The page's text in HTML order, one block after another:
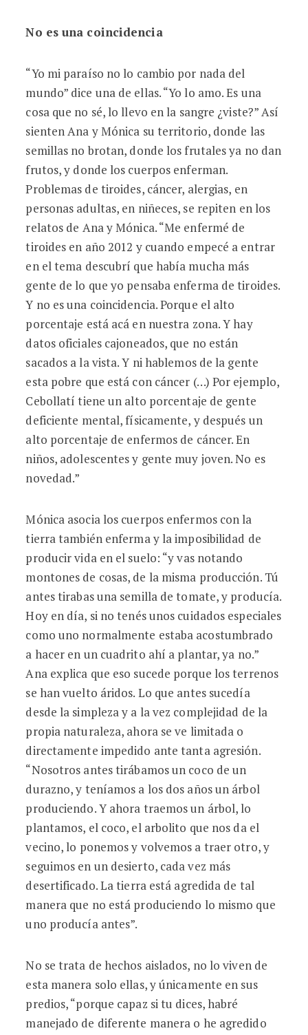
No es una coincidencia
“Yo mi paraíso no lo cambio por nada del
mundo” dice una de ellas. “Yo lo amo. Es una
cosa que no sé, lo llevo en la sangre ¿viste?” Así
sienten Ana y Mónica su territorio, donde las
semillas no brotan, donde los frutales ya no dan
frutos, y donde los cuerpos enferman.
Problemas de tiroides, cáncer, alergias, en
personas adultas, en niñeces, se repiten en los
relatos de Ana y Mónica. “Me enfermé de
tiroides en año 2012 y cuando empecé a entrar
en el tema descubrí que había mucha más
gente de lo que yo pensaba enferma de tiroides.
Y no es una coincidencia. Porque el alto
porcentaje está acá en nuestra zona. Y hay
datos oficiales cajoneados, que no están
sacados a la vista. Y ni hablemos de la gente
esta pobre que está con cáncer (…) Por ejemplo,
Cebollatí tiene un alto porcentaje de gente
deficiente mental, físicamente, y después un
alto porcentaje de enfermos de cáncer. En
niños, adolescentes y gente muy joven. No es
novedad.”
Mónica asocia los cuerpos enfermos con la
tierra también enferma y la imposibilidad de
producir vida en el suelo: “y vas notando
montones de cosas, de la misma producción. Tú
antes tirabas una semilla de tomate, y producía.
Hoy en día, si no tenés unos cuidados especiales
como uno normalmente estaba acostumbrado
a hacer en un cuadrito ahí a plantar, ya no.”
Ana explica que eso sucede porque los terrenos
se han vuelto áridos. Lo que antes sucedía
desde la simpleza y a la vez complejidad de la
propia naturaleza, ahora se ve limitada o
directamente impedido ante tanta agresión.
“Nosotros antes tirábamos un coco de un
durazno, y teníamos a los dos años un árbol
produciendo. Y ahora traemos un árbol, lo
plantamos, el coco, el arbolito que nos da el
vecino, lo ponemos y volvemos a traer otro, y
seguimos en un desierto, cada vez más
desertificado. La tierra está agredida de tal
manera que no está produciendo lo mismo que
uno producía antes”.
No se trata de hechos aislados, no lo viven de
esta manera solo ellas, y únicamente en sus
predios, “porque capaz si tu dices, habré
manejado de diferente manera o he agredido